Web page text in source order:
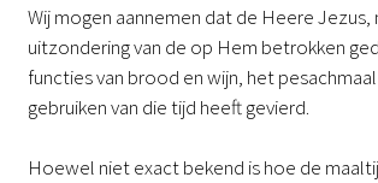
Wij mogen aannemen dat de Heere Jezus,
uitzondering van de op Hem betrokken
functies van brood en wijn, het
gebruiken van die tijd heeft gevierd.
Hoewel niet exact bekend is hoe de